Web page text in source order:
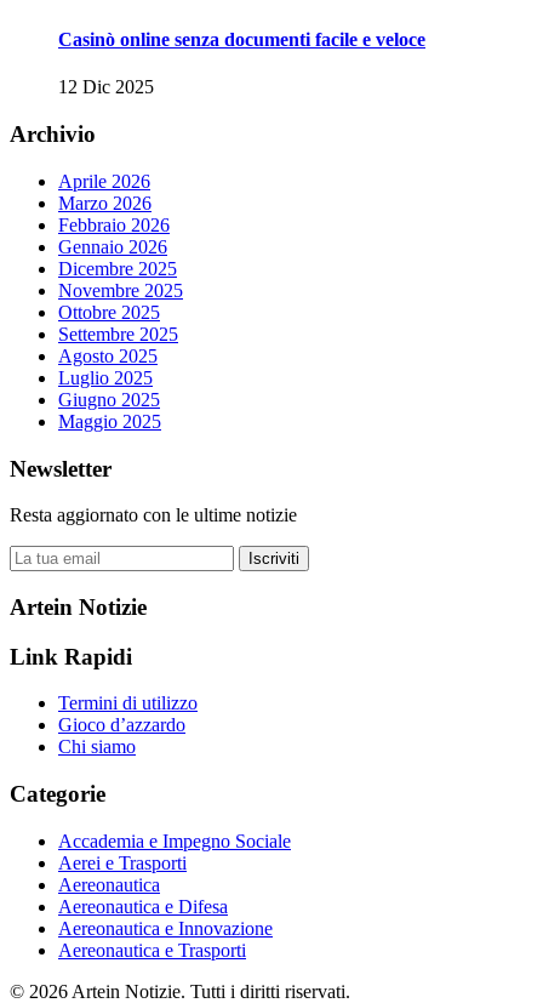
Casinò online senza documenti facile e veloce
12 Dic 2025
Archivio
Aprile 2026
Marzo 2026
Febbraio 2026
Gennaio 2026
Dicembre 2025
Novembre 2025
Ottobre 2025
Settembre 2025
Agosto 2025
Luglio 2025
Giugno 2025
Maggio 2025
Newsletter
Resta aggiornato con le ultime notizie
Iscriviti
Artein Notizie
Link Rapidi
Termini di utilizzo
Gioco d’azzardo
Chi siamo
Categorie
Accademia e Impegno Sociale
Aerei e Trasporti
Aereonautica
Aereonautica e Difesa
Aereonautica e Innovazione
Aereonautica e Trasporti
© 2026 Artein Notizie. Tutti i diritti riservati.